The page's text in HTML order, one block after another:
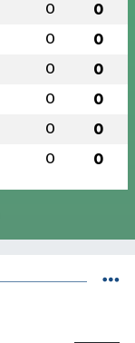
0 0
0 0
0 0
0 0
0 0
0 0